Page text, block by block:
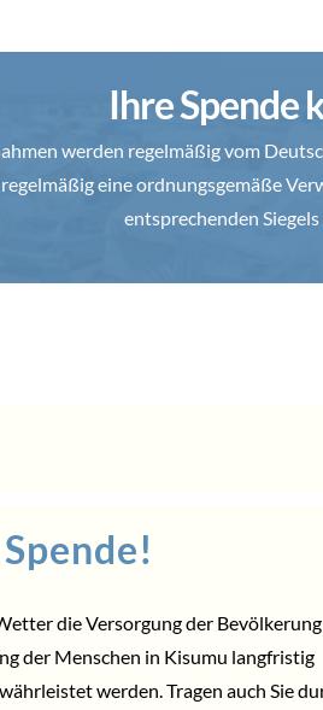
Ihre Spende
werden regelmäßig vom
eine ordnungsgemäße
entsprechenden
die Versorgung der
der Menschen in Kisumu langfristig
werden. Tragen auch Sie